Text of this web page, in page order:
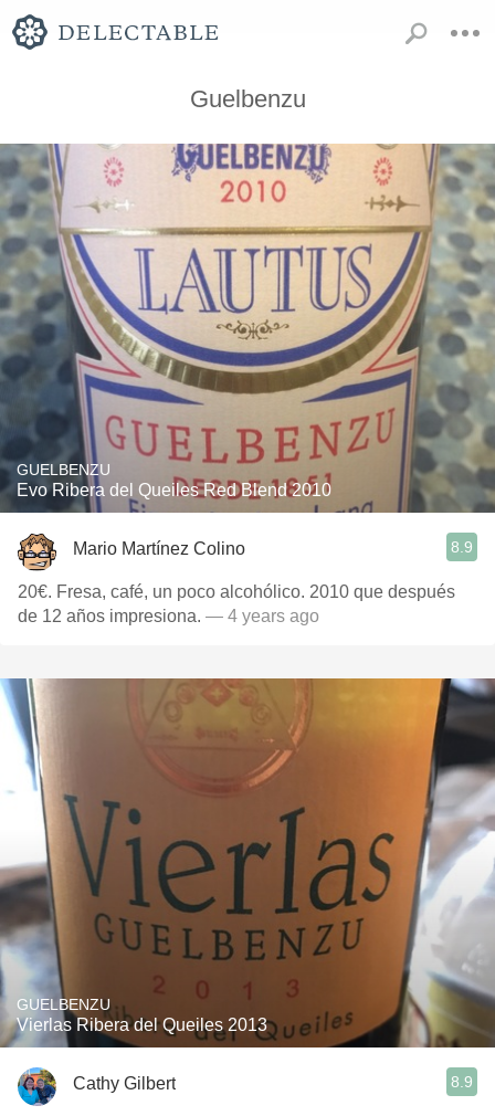
Guelbenzu
GUELBENZU
Evo Ribera del Queiles Red Blend 2010
Mario Martínez Colino 8.9
20€. Fresa, café, un poco alcohólico. 2010 que después
de 12 años impresiona. — 4 years ago
GUELBENZU
Vierlas Ribera del Queiles 2013
Cathy Gilbert 8.9